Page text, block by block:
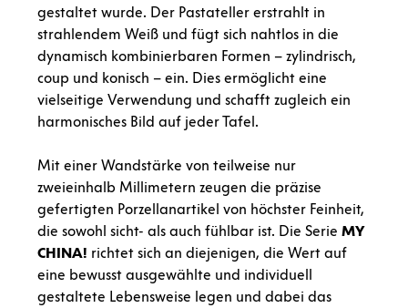
gestaltet wurde. Der Pastateller erstrahlt in
strahlendem Weiß und fügt sich nahtlos in die
dynamisch kombinierbaren Formen – zylindrisch,
coup und konisch – ein. Dies ermöglicht eine
vielseitige Verwendung und schafft zugleich ein
harmonisches Bild auf jeder Tafel.
Mit einer Wandstärke von teilweise nur
zweieinhalb Millimetern zeugen die präzise
gefertigten Porzellanartikel von höchster Feinheit,
die sowohl sicht- als auch fühlbar ist. Die Serie MY
CHINA! richtet sich an diejenigen, die Wert auf
eine bewusst ausgewählte und individuell
gestaltete Lebensweise legen und dabei das